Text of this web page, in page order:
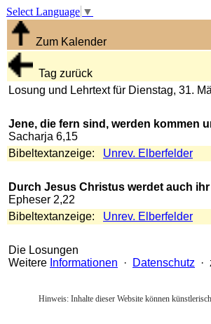
Select Language ▼
Zum Kalender
Tag zurück
Losung und Lehrtext für Dienstag, 31.
Jene, die fern sind, werden kommen
Sacharja 6,15
Bibeltextanzeige: Unrev. Elberfelder
Durch Jesus Christus werdet auch
Epheser 2,22
Bibeltextanzeige: Unrev. Elberfelder
Die Losungen
Weitere Informationen · Datenschutz ·
Hinweis: Inhalte dieser Website können